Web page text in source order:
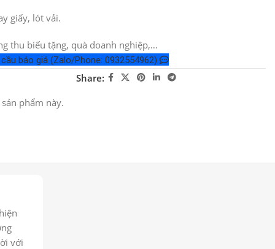
giấy, lót vải.
thu biếu tặng, quà doanh nghiệp,…
cầu báo giá (Zalo/Phone: 0932554962)
Share:
phẩm này.
với